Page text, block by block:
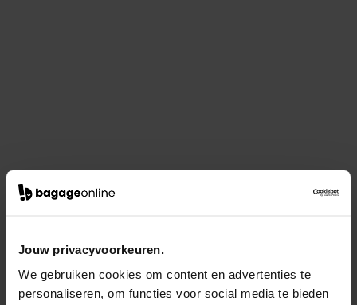
Jouw privacyvoorkeuren.
We gebruiken cookies om content en advertenties te
personaliseren, om functies voor social media te bieden